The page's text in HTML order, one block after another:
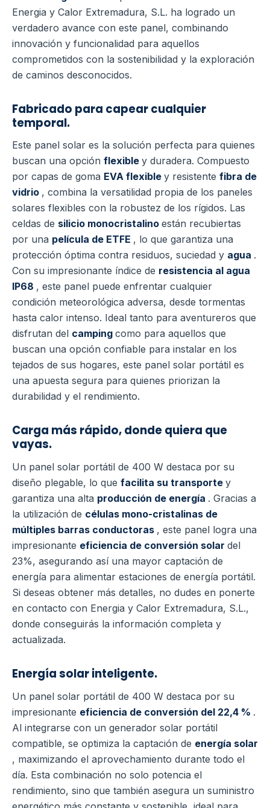
Energia y Calor Extremadura, S.L. ha logrado un
verdadero avance con este panel, combinando
innovación y funcionalidad para aquellos
comprometidos con la sostenibilidad y la exploración
de caminos desconocidos.
Fabricado para capear cualquier
temporal.
Este panel solar es la solución perfecta para quienes
buscan una opción flexible y duradera. Compuesto
por capas de goma EVA flexible y resistente fibra de
vidrio , combina la versatilidad propia de los paneles
solares flexibles con la robustez de los rígidos. Las
celdas de silicio monocristalino están recubiertas
por una película de ETFE , lo que garantiza una
protección óptima contra residuos, suciedad y agua .
Con su impresionante índice de resistencia al agua
IP68 , este panel puede enfrentar cualquier
condición meteorológica adversa, desde tormentas
hasta calor intenso. Ideal tanto para aventureros que
disfrutan del camping como para aquellos que
buscan una opción confiable para instalar en los
tejados de sus hogares, este panel solar portátil es
una apuesta segura para quienes priorizan la
durabilidad y el rendimiento.
Carga más rápido, donde quiera que
vayas.
Un panel solar portátil de 400 W destaca por su
diseño plegable, lo que facilita su transporte y
garantiza una alta producción de energía . Gracias a
la utilización de células mono-cristalinas de
múltiples barras conductoras , este panel logra una
impresionante eficiencia de conversión solar del
23%, asegurando así una mayor captación de
energía para alimentar estaciones de energía portátil.
Si deseas obtener más detalles, no dudes en ponerte
en contacto con Energia y Calor Extremadura, S.L.,
donde conseguirás la información completa y
actualizada.
Energía solar inteligente.
Un panel solar portátil de 400 W destaca por su
impresionante eficiencia de conversión del 22,4 % .
Al integrarse con un generador solar portátil
compatible, se optimiza la captación de energía solar
, maximizando el aprovechamiento durante todo el
día. Esta combinación no solo potencia el
rendimiento, sino que también asegura un suministro